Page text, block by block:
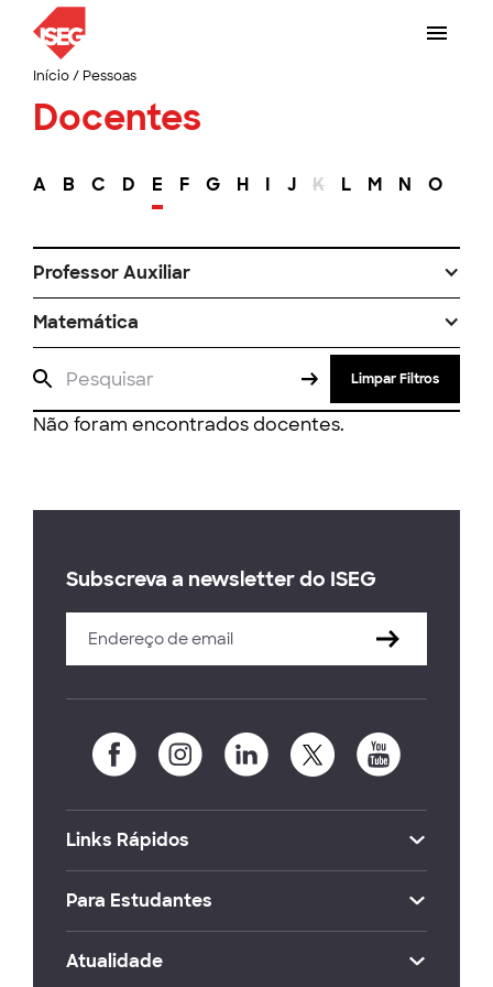
Início/ Pessoas
Docentes
A B C D E F G H I J K L M N O
Professor Auxiliar
Matemática
Limpar Filtros
Não foram encontrados docentes.
Subscreva a newsletter do ISEG
Links Rápidos
Para Estudantes
Atualidade